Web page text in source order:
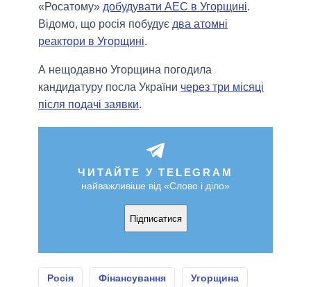
«Росатому» добудувати АЕС в Угорщині.
Відомо, що росія побудує два атомні
реактори в Угорщині.
А нещодавно Угорщина погодила
кандидатуру посла України через три місяці
після подачі заявки.
ЧИТАЙТЕ У TELEGRAM
найважливіше від «Слово і діло»
Підписатися
Росія Фінансування Угорщина